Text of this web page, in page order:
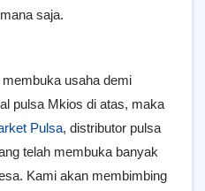
saja.
usaha demi
pulsa Mkios di atas, maka
Pulsa, distributor pulsa
telah membuka banyak
Kami akan membimbing